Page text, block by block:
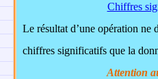
Chiffres
Le résultat d’une opération ne
chiffres significatifs que la
Attention